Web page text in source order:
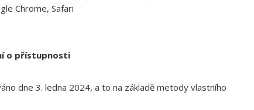
Chrome, Safari
o přístupnosti
dne 3. ledna 2024, a to na základě metody vlastního